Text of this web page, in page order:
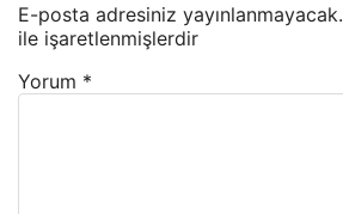
E-posta adresiniz yayınlanmayacak.
ile işaretlenmişlerdir
Yorum *